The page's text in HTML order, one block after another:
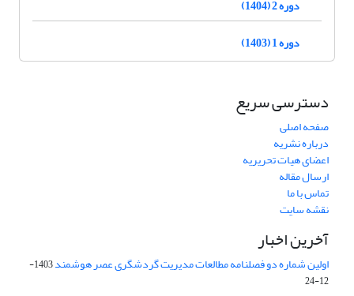
دوره 2 (1404)
دوره 1 (1403)
دسترسی سریع
صفحه اصلی
درباره نشریه
اعضای هیات تحریریه
ارسال مقاله
تماس با ما
نقشه سایت
آخرین اخبار
اولین شماره دو فصلنامه مطالعات مدیریت گردشگری عصر هوشمند
1403-
12-24